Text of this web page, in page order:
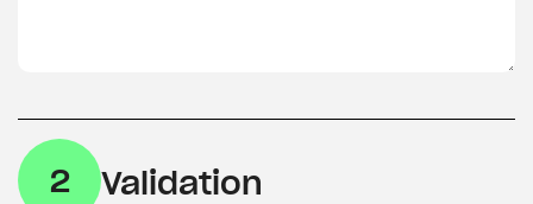
2 Validation